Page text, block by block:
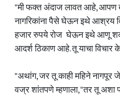
"मी फक्त अंदाज लावत आहे, आपण
नागरिकांना पैसे घेऊन इथे आश्रय
हजार रुपये रोज घेऊन इथे आणू
आदर्श ठिकाण आहे. तू याचा
"अथांग, जर तू काही महिने नागपूर
वज्र शांतपणे म्हणाला, "तर तू अशा